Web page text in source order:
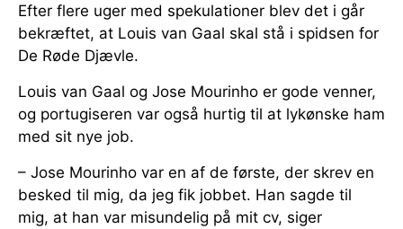
Efter flere uger med spekulationer blev det i går
bekræftet, at Louis van Gaal skal stå i spidsen for
De Røde Djævle.
Louis van Gaal og Jose Mourinho er gode venner,
og portugiseren var også hurtig til at lykønske ham
med sit nye job.
– Jose Mourinho var en af de første, der skrev en
besked til mig, da jeg fik jobbet. Han sagde til
mig, at han var misundelig på mit cv, siger